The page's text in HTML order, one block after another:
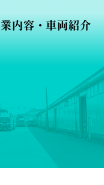
内容・車両紹介